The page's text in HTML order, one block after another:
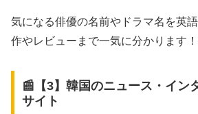
気になる俳優の名前やドラマ名を英
作やレビューまで一気に分かります！
📰【3】韓国のニュース・イン
サイト